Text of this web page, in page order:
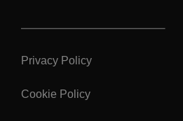
Privacy Policy
Cookie Policy